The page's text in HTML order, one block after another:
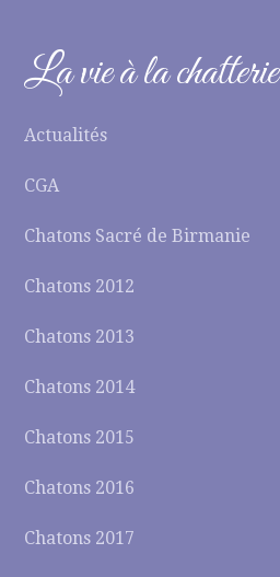
La vie à la chatterie
Actualités
CGA
Chatons Sacré de Birmanie
Chatons 2012
Chatons 2013
Chatons 2014
Chatons 2015
Chatons 2016
Chatons 2017